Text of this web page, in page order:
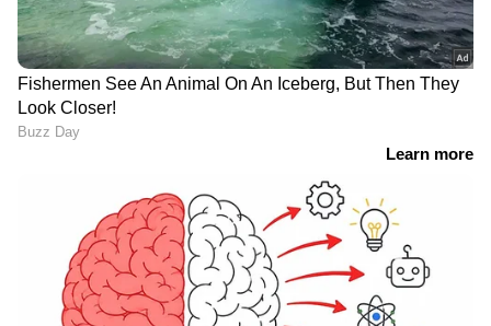
ഹവാല വേട്ട; അന്വേഷണം
കേന്ദ്ര ഏജൻസികൾക്ക്
വിടാൻ സർക്കാർ
വിളിച്ചു, പക്ഷേ... മകന്
സഹായമായി ഒരു രൂപ
പോലും ലഭിച്ചില്ല';
കൊട്ടാരക്കര ടിപ്പർ
അപക‌ടത്തിൽ പരിക്കേറ്റ